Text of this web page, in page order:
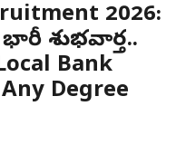
2026:
శుభవార్త..
Bank
Degree